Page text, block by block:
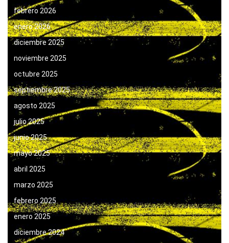
febrero 2026
enero 2026
diciembre 2025
noviembre 2025
octubre 2025
septiembre 2025
agosto 2025
julio 2025
junio 2025
mayo 2025
abril 2025
marzo 2025
febrero 2025
enero 2025
diciembre 2024